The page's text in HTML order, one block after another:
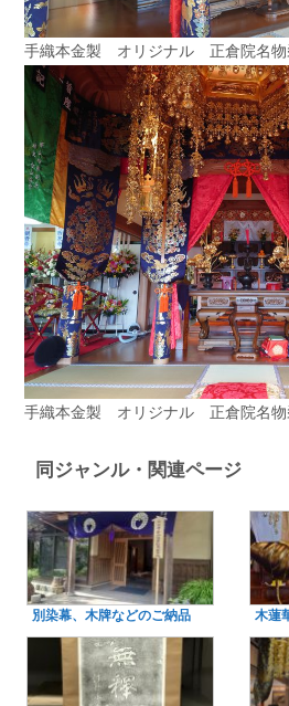
手織本金製 オリジナル 正倉院名
手織本金製 オリジナル 正倉院名
同ジャンル・関連ページ
別染幕、木牌などのご納品 木蓮